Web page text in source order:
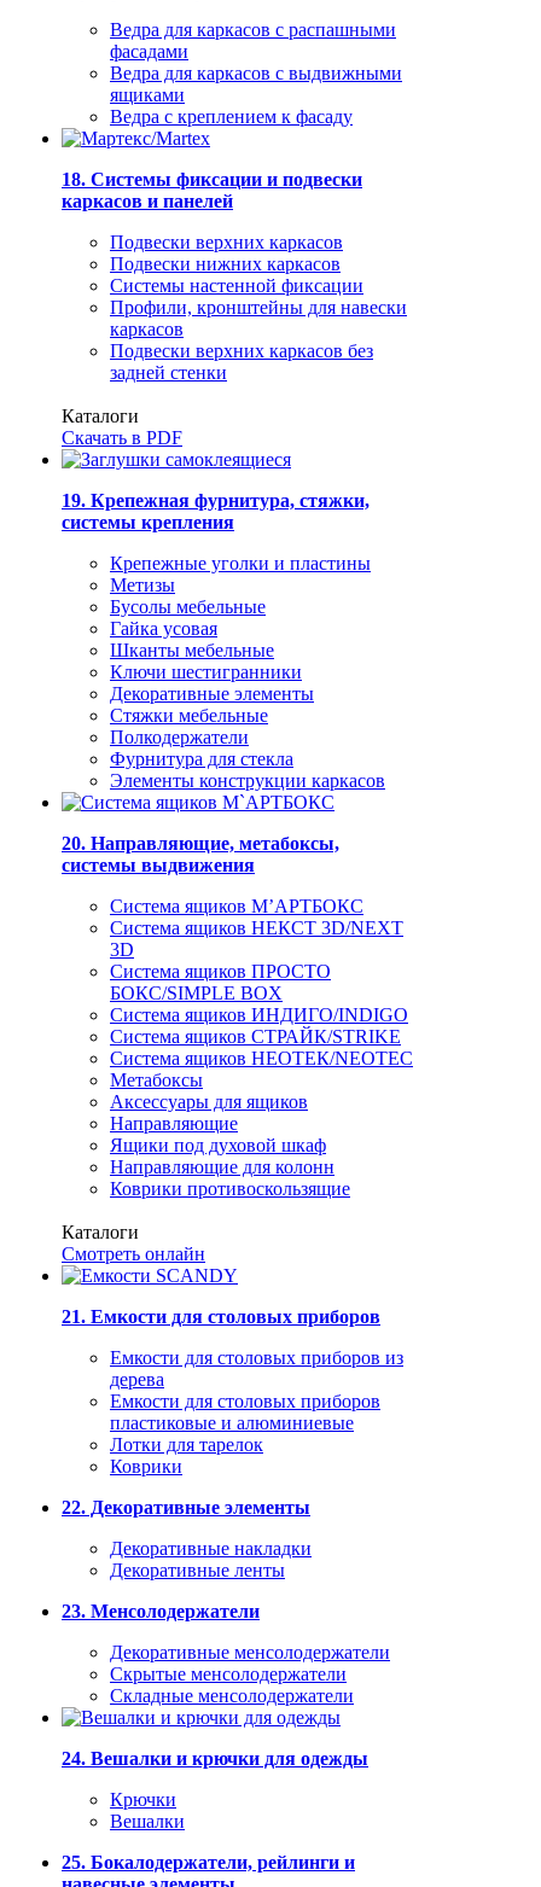
Ведра для каркасов с распашными
фасадами
Ведра для каркасов с выдвижными
ящиками
Ведра с креплением к фасаду
18. Системы фиксации и подвески
каркасов и панелей
Подвески верхних каркасов
Подвески нижних каркасов
Системы настенной фиксации
Профили, кронштейны для навески
каркасов
Подвески верхних каркасов без
задней стенки
Каталоги
Скачать в PDF
19. Крепежная фурнитура, стяжки,
системы крепления
Крепежные уголки и пластины
Метизы
Бусолы мебельные
Гайка усовая
Шканты мебельные
Ключи шестигранники
Декоративные элементы
Стяжки мебельные
Полкодержатели
Фурнитура для стекла
Элементы конструкции каркасов
20. Направляющие, метабоксы,
системы выдвижения
Система ящиков М’АРТБОКС
Система ящиков НЕКСТ 3D/NEXT
3D
Система ящиков ПРОСТО
БОКС/SIMPLE BOX
Система ящиков ИНДИГО/INDIGO
Система ящиков СТРАЙК/STRIKE
Система ящиков НЕОТЕК/NEOTEC
Метабоксы
Аксессуары для ящиков
Направляющие
Ящики под духовой шкаф
Направляющие для колонн
Коврики противоскользящие
Каталоги
Смотреть онлайн
21. Емкости для столовых приборов
Емкости для столовых приборов из
дерева
Емкости для столовых приборов
пластиковые и алюминиевые
Лотки для тарелок
Коврики
22. Декоративные элементы
Декоративные накладки
Декоративные ленты
23. Менсолодержатели
Декоративные менсолодержатели
Скрытые менсолодержатели
Складные менсолодержатели
24. Вешалки и крючки для одежды
Крючки
Вешалки
25. Бокалодержатели, рейлинги и